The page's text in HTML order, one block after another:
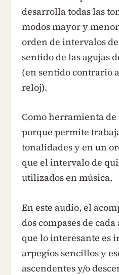
desarrolla todas las
modos mayor y
orden de intervalos
sentido de las agujas
(en sentido contrario
reloj).
Como herramienta
porque permite
tonalidades y en un
que el intervalo de
utilizados en música.
En este audio, el
dos compases de
que lo interesante es
arpegios sencillos y
ascendentes y/o